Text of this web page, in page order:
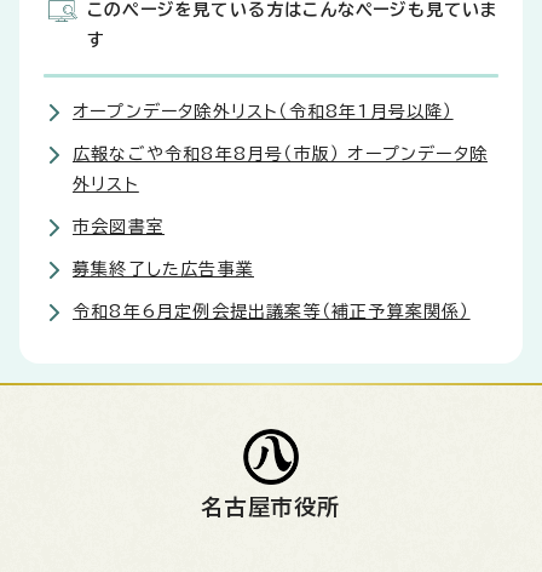
このページを見ている方はこんなページも見ていま
す
オープンデータ除外リスト（令和8年1月号以降）
広報なごや令和8年8月号（市版） オープンデータ除
外リスト
市会図書室
募集終了した広告事業
令和8年6月定例会提出議案等（補正予算案関係）
名古屋市役所